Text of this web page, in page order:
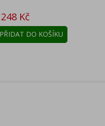
Cena
248 Kč
PŘIDAT DO KOŠÍKU